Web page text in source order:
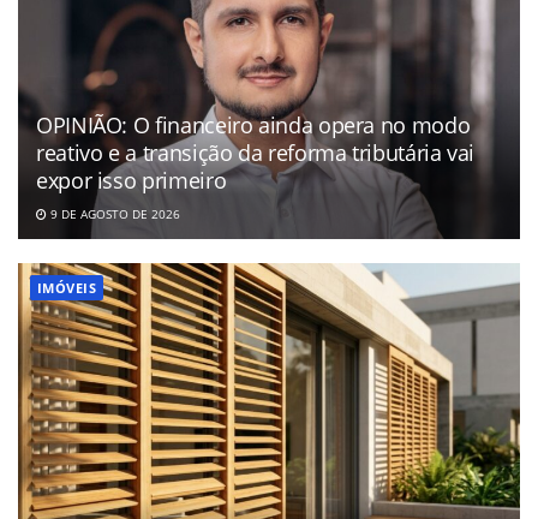
OPINIÃO: O financeiro ainda opera no modo
reativo e a transição da reforma tributária vai
expor isso primeiro
9 DE AGOSTO DE 2026
IMÓVEIS